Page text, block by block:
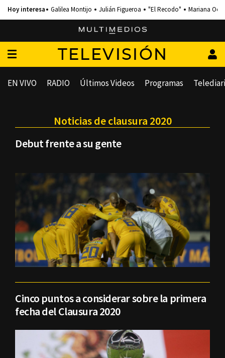
Galilea Montijo Julián Figueroa "El Recodo" Mariana
TELEVISIÓN
EN VIVO RADIO Últimos Videos Programas
Noticias de clausura 2020
Debut frente a su gente
Cinco puntos a considerar sobre la primera
fecha del Clausura 2020